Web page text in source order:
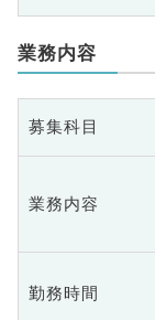
業務内容
募集科目
業務内容
勤務時間